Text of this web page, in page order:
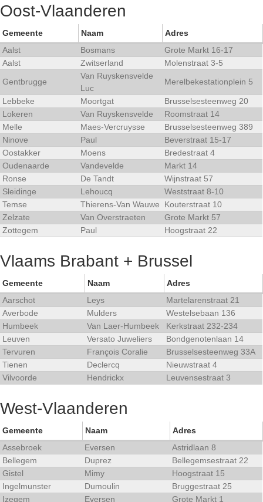
Oost-Vlaanderen
Gemeente Naam
Adres
Aalst
Bosmans
Grote Markt 16-17
Aalst
Zwitserland
Molenstraat 3-5
Gentbrugge
Van Ruyskensvelde
Luc
Merelbekestationplein 5
Lebbeke Moortgat
Brusselsesteenweg 20
Lokeren
Van Ruyskensvelde
Roomstraat 14
Melle
Maes-Vercruysse
Brusselsesteenweg 389
Ninove
Paul
Beverstraat 15-17
Oostakker
Moens
Bredestraat 4
Oudenaarde
Vandevelde
Markt 14
Ronse
De Tandt
Wijnstraat 57
Sleidinge
Lehoucq
Weststraat 8-10
Temse
Thierens-Van Wauwe
Kouterstraat 10
Zelzate
Van Overstraeten
Grote Markt 57
Zottegem
Paul Hoogstraat 22
Vlaams Brabant + Brussel
Gemeente Naam
Adres
Aarschot
Leys
Martelarenstraat 21
Averbode
Mulders
Westelsebaan 136
Humbeek
Van Laer-Humbeek
Kerkstraat 232-234
Leuven
Versato Juweliers
Bondgenotenlaan 14
Tervuren
François Coralie
Brusselsesteenweg 33A
Tienen
Declercq
Nieuwstraat 4
Vilvoorde
Hendrickx Leuvensestraat 3
West-Vlaanderen
Gemeente Naam
Adres
Assebroek
Eversen
Astridlaan 8
Bellegem
Duprez
Bellegemsestraat 22
Gistel
Mimy
Hoogstraat 15
Ingelmunster
Dumoulin
Bruggestraat 25
Izegem
Eversen Grote Markt 1